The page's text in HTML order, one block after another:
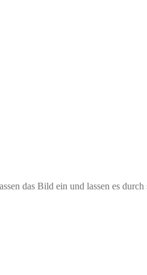
das Bild ein und lassen es